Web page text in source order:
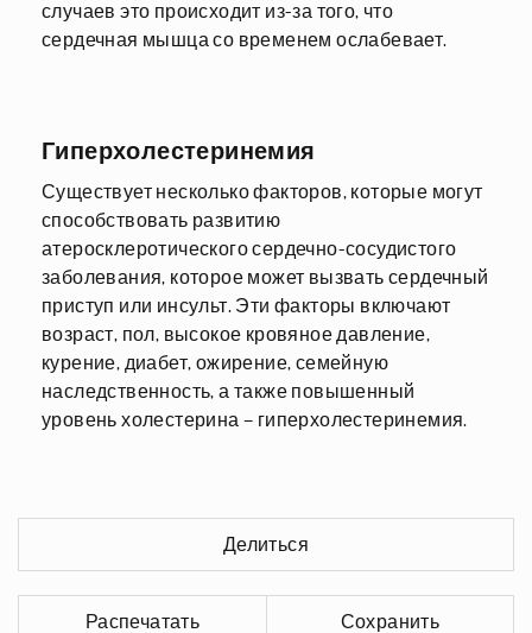
случаев это происходит из-за того, что
сердечная мышца со временем ослабевает.
Гиперхолестеринемия
Существует несколько факторов, которые могут
способствовать развитию
атеросклеротического сердечно-сосудистого
заболевания, которое может вызвать сердечный
приступ или инсульт. Эти факторы включают
возраст, пол, высокое кровяное давление,
курение, диабет, ожирение, семейную
наследственность, а также повышенный
уровень холестерина – гиперхолестеринемия.
Делиться
Распечатать Сохранить